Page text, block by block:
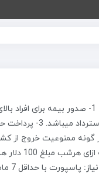
اعتبار یا هر گونه ممنوعیت
مسافر یا آژانس ثبت نام کننده
پاسپورت با حداقل 7 ماه اعتبار